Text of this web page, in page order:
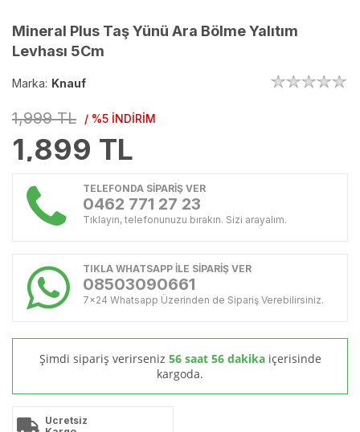
Mineral Plus Taş Yünü Ara Bölme Yalıtım
Levhası 5Cm
Marka: Knauf
1,999 TL / %5 İNDİRİM
1,899 TL
TELEFONDA SİPARİŞ VER
0462 771 27 23
Tıklayın, telefonunuzu bırakın. Sizi arayalım.
TIKLA WHATSAPP İLE SİPARİŞ VER
08503090661
7x24 Whatsapp Üzerinden de Sipariş Verebilirsiniz.
Şimdi sipariş verirseniz 56 saat 56 dakika içerisinde
kargoda.
Ücretsiz